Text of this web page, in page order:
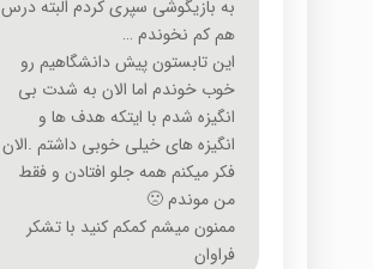
به بازیگوشی سپری کردم البته درس
هم کم نخوندم …
این تابستون پیش دانشگاهیم رو
خوب خوندم اما الان به شدت بی
انگیزه شدم با ایتکه هدف ها و
انگیزه های خیلی خوبی داشتم .الان
فکر میکنم همه جلو افتادن و فقط
من موندم 🙁
ممنون میشم کمکم کنید با تشکر
فراوان